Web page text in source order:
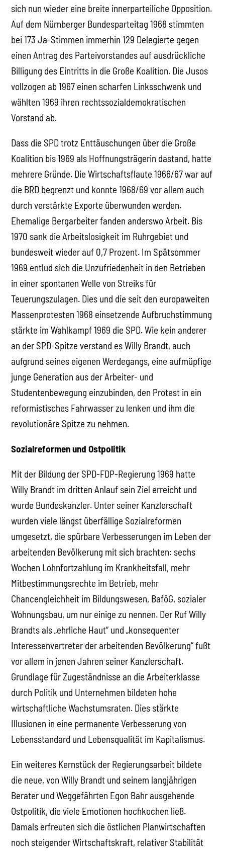
sich nun wieder eine breite innerparteiliche Opposition.
Auf dem Nürnberger Bundesparteitag 1968 stimmten
bei 173 Ja-Stimmen immerhin 129 Delegierte gegen
einen Antrag des Parteivorstandes auf ausdrückliche
Billigung des Eintritts in die Große Koalition. Die Jusos
vollzogen ab 1967 einen scharfen Linksschwenk und
wählten 1969 ihren rechtssozialdemokratischen
Vorstand ab.
Dass die SPD trotz Enttäuschungen über die Große
Koalition bis 1969 als Hoffnungsträgerin dastand, hatte
mehrere Gründe. Die Wirtschaftsflaute 1966/67 war auf
die BRD begrenzt und konnte 1968/69 vor allem auch
durch verstärkte Exporte überwunden werden.
Ehemalige Bergarbeiter fanden anderswo Arbeit. Bis
1970 sank die Arbeitslosigkeit im Ruhrgebiet und
bundesweit wieder auf 0,7 Prozent. Im Spätsommer
1969 entlud sich die Unzufriedenheit in den Betrieben
in einer spontanen Welle von Streiks für
Teuerungszulagen. Dies und die seit den europaweiten
Massenprotesten 1968 einsetzende Aufbruchstimmung
stärkte im Wahlkampf 1969 die SPD. Wie kein anderer
an der SPD-Spitze verstand es Willy Brandt, auch
aufgrund seines eigenen Werdegangs, eine aufmüpfige
junge Generation aus der Arbeiter- und
Studentenbewegung einzubinden, den Protest in ein
reformistisches Fahrwasser zu lenken und ihm die
revolutionäre Spitze zu nehmen.
Sozialreformen und Ostpolitik
Mit der Bildung der SPD-FDP-Regierung 1969 hatte
Willy Brandt im dritten Anlauf sein Ziel erreicht und
wurde Bundeskanzler. Unter seiner Kanzlerschaft
wurden viele längst überfällige Sozialreformen
umgesetzt, die spürbare Verbesserungen im Leben der
arbeitenden Bevölkerung mit sich brachten: sechs
Wochen Lohnfortzahlung im Krankheitsfall, mehr
Mitbestimmungsrechte im Betrieb, mehr
Chancengleichheit im Bildungswesen, BaföG, sozialer
Wohnungsbau, um nur einige zu nennen. Der Ruf Willy
Brandts als „ehrliche Haut“ und „konsequenter
Interessenvertreter der arbeitenden Bevölkerung“ fußt
vor allem in jenen Jahren seiner Kanzlerschaft.
Grundlage für Zugeständnisse an die Arbeiterklasse
durch Politik und Unternehmen bildeten hohe
wirtschaftliche Wachstumsraten. Dies stärkte
Illusionen in eine permanente Verbesserung von
Lebensstandard und Lebensqualität im Kapitalismus.
Ein weiteres Kernstück der Regierungsarbeit bildete
die neue, von Willy Brandt und seinem langjährigen
Berater und Weggefährten Egon Bahr ausgehende
Ostpolitik, die viele Emotionen hochkochen ließ.
Damals erfreuten sich die östlichen Planwirtschaften
noch steigender Wirtschaftskraft, relativer Stabilität